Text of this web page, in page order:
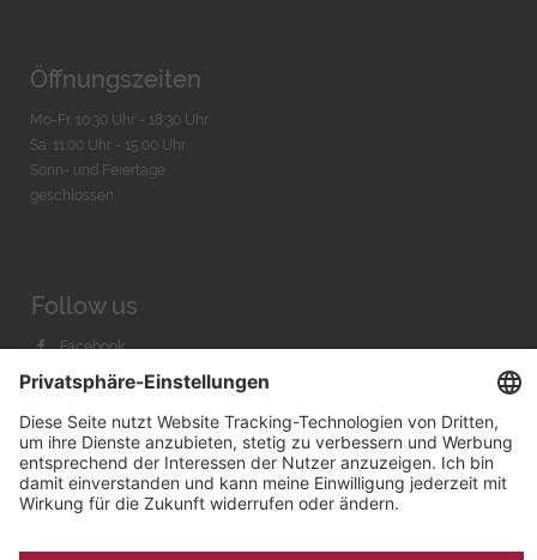
Öffnungszeiten
Mo-Fr. 10:30 Uhr - 18:30 Uhr
Sa. 11:00 Uhr - 15.00 Uhr
Sonn- und Feiertage
geschlossen
Follow us
Facebook
Instagram
Youtube